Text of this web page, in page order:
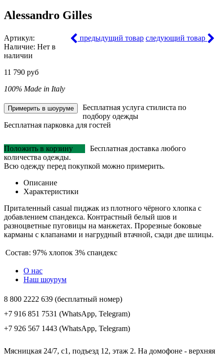
Alessandro Gilles
предыдущий товар следующий товар
Артикул:
Наличие: Нет в
наличии
11 790 руб
100% Made in Italy
Примерить в шоуруме
Бесплатная услуга стилиста по
подбору одежды
Бесплатная парковка для гостей
Положить в корзину
Бесплатная доставка любого
количества одежды.
Всю одежду перед покупкой можно примерить.
Описание
Характеристики
Приталенный casual пиджак из плотного чёрного хлопка с
добавлением спандекса. Контрастный белый шов и
разноцветные пуговицы на манжетах. Прорезные боковые
карманы с клапанами и нагрудный втачной, сзади две шлицы.
Состав: 97% хлопок 3% спандекс
О нас
Наш шоурум
8 800 2222 639 (бесплатный номер)
+7 916 851 7531 (WhatsApp, Telegram)
+7 926 567 1443 (WhatsApp, Telegram)
Мясницкая 24/7, с1, подъезд 12, этаж 2. На домофоне - верхняя